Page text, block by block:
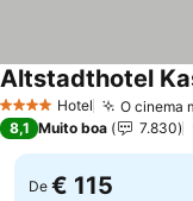
4 EstrelasHotel O cinema
Altstadthotel
8,1 Muito boa 7.830
De € 115